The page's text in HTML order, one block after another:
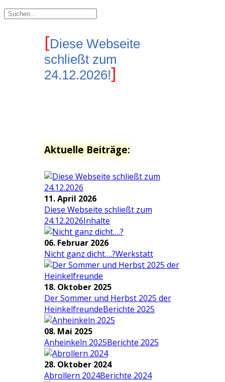
[Diese Webseite
schließt zum
24.12.2026!]
Aktuelle Beiträge:
11. April 2026
Diese Webseite schließt zum
24.12.2026Inhalte
06. Februar 2026
Nicht ganz dicht….?Werkstatt
18. Oktober 2025
Der Sommer und Herbst 2025 der
HeinkelfreundeBerichte 2025
08. Mai 2025
Anheinkeln 2025Berichte 2025
28. Oktober 2024
Abrollern 2024Berichte 2024